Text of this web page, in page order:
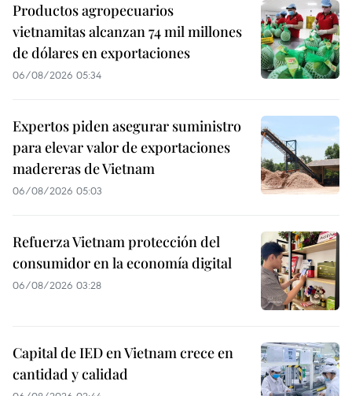
Productos agropecuarios
vietnamitas alcanzan 74 mil millones
de dólares en exportaciones
06/08/2026 05:34
Expertos piden asegurar suministro
para elevar valor de exportaciones
madereras de Vietnam
06/08/2026 05:03
Refuerza Vietnam protección del
consumidor en la economía digital
06/08/2026 03:28
Capital de IED en Vietnam crece en
cantidad y calidad